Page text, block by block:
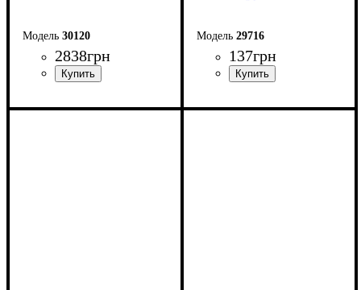
30120
2838грн
Ширина: 90 см
29716
137грн
Ширина: 25 см